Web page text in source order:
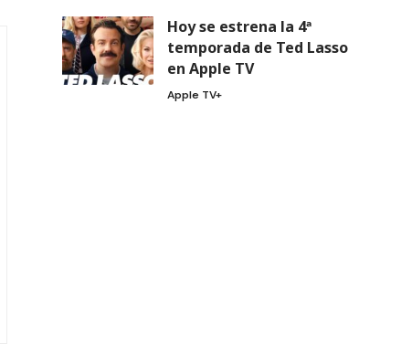
Hoy se estrena la 4ª
temporada de Ted Lasso
en Apple TV
Apple TV+